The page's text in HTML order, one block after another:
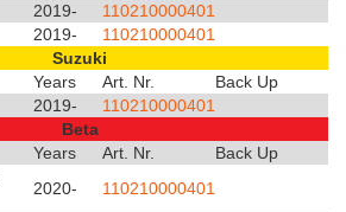
2019-
110210000401
2019-
110210000401
Suzuki
Years Art. Nr.
Back Up
2019-
110210000401
Beta
Years Art. Nr.
Back Up
2020-
110210000401